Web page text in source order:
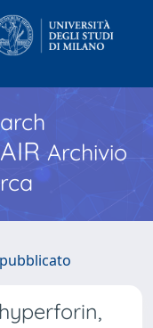
Archivio